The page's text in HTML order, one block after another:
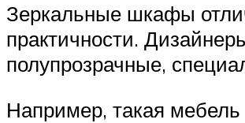
Зеркальные шкафы
практичности.
полупрозрачные,
Например, такая мебель